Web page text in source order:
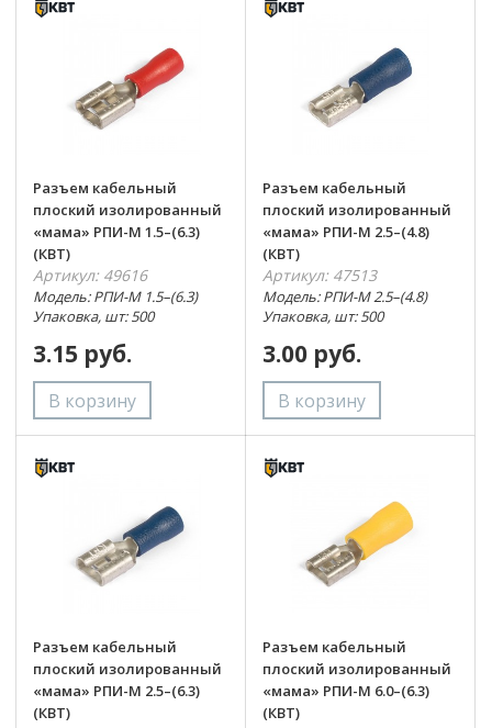
Разъем кабельный
плоский изолированный
«мама» РПИ-М 1.5–(6.3)
(КВТ)
Артикул: 49616
Модель: РПИ-М 1.5–(6.3)
Упаковка, шт: 500
3.15 руб.
Разъем кабельный
плоский изолированный
«мама» РПИ-М 2.5–(4.8)
(КВТ)
Артикул: 47513
Модель: РПИ-М 2.5–(4.8)
Упаковка, шт: 500
3.00 руб.
Разъем кабельный
плоский изолированный
«мама» РПИ-М 2.5–(6.3)
(КВТ)
Разъем кабельный
плоский изолированный
«мама» РПИ-М 6.0–(6.3)
(КВТ)